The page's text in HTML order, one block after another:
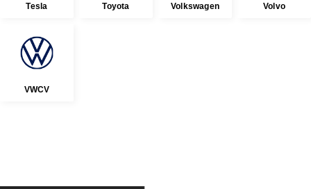
Tesla Toyota Volkswagen Volvo
VWCV